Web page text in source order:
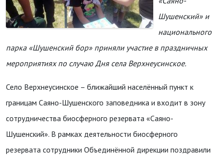
Шушенский» и
национального
парка «Шушенский бор» приняли участие в праздничных
мероприятиях по случаю Дня села Верхнеусинское.
Село Верхнеусинское – ближайший населённый пункт к
границам Саяно-Шушенского заповедника и входит в зону
сотрудничества биосферного резервата «Саяно-
Шушенский». В рамках деятельности биосферного
резервата сотрудники Объединённой дирекции поздравили